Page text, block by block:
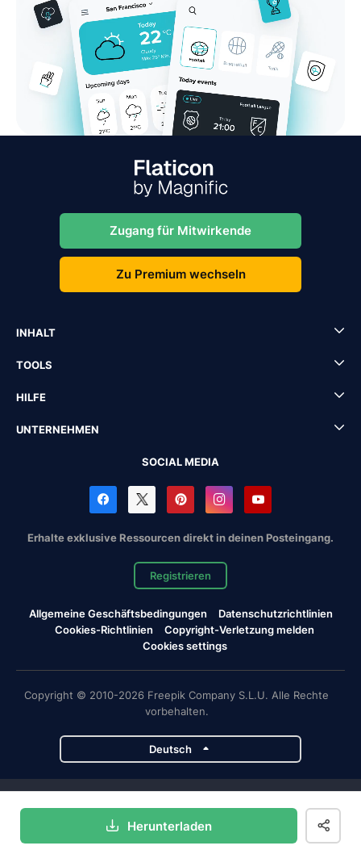
Herunterladen
Zugang für Mitwirkende
Zu Premium wechseln
INHALT
TOOLS
HILFE
UNTERNEHMEN
SOCIAL MEDIA
Erhalte exklusive Ressourcen direkt in deinen Posteingang.
Registrieren
Allgemeine Geschäftsbedingungen
Datenschutzrichtlinien
Cookies-Richtlinien
Copyright-Verletzung melden
Cookies settings
Copyright © 2010-2026 Freepik Company S.L.U. Alle Rechte
vorbehalten.
Deutsch
Magnific Flaticon